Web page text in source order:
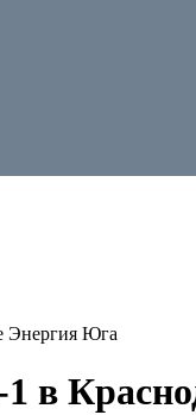
Энергия Юга
1 в